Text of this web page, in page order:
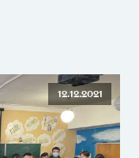
12.12.2021